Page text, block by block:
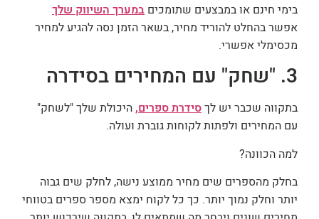
בימי חינם או במבצעים שתומכים במערך השיווק שלך
אפשר בהחלט להוריד מחיר, בשאר הזמן נסה להגיע למחיר
מכסימלי אפשרי.
3. "שחק" עם המחירים בסידרה
בתקווה שכבר יש לךסידרת ספרים,היכולת שלך "לשחק"
עם המחירים ולפתות לקוחות גוברת ועולה.
למה הכוונה?
בחלק מהספרים שים מחיר ממוצע נישה, לחלק שים גבוה
יותר וחלק נמוך יותר. כך כל לקוח ימצא מספר ספרים בטווחי